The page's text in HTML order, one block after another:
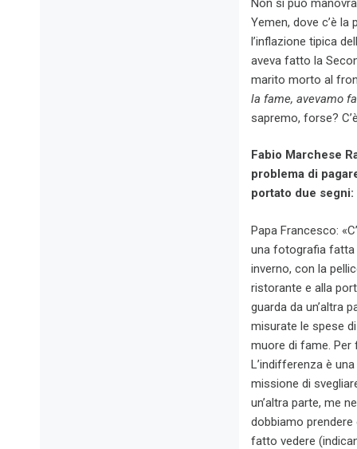
Non si può
Yemen, dove c’è
l’inflazione tipica
aveva fatto la
marito morto al
la fame, avevamo
sapremo, forse?
Fabio Marchese
problema di
portato due
Papa Francesco:
una fotografia fatta
inverno, con la
ristorante e alla
guarda da un’altra
misurate le spese
muore di fame. Per
L’indifferenza è
missione di
un’altra parte, me
dobbiamo
fatto vedere